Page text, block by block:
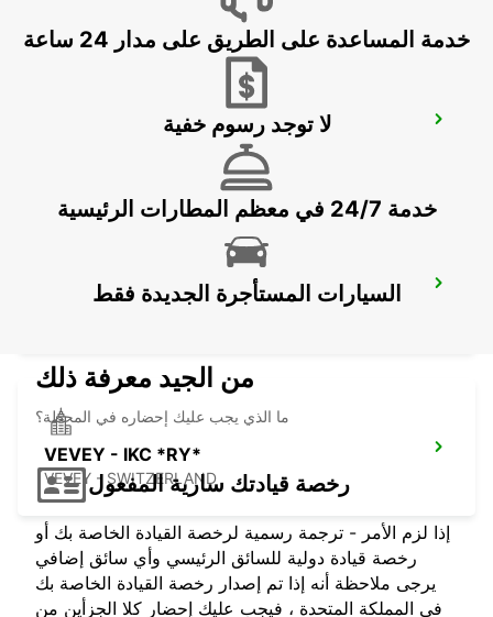
MONTREUX - IKC *RY*
MONTREUX - SWITZERLAND
VEVEY - IKC *RY*
VEVEY - SWITZERLAND
خدمة المساعدة على الطريق على مدار 24 ساعة
لا توجد رسوم خفية
خدمة 24/7 في معظم المطارات الرئيسية
السيارات المستأجرة الجديدة فقط
من الجيد معرفة ذلك
ما الذي يجب عليك إحضاره في المحطة؟
رخصة قيادتك سارية المفعول
إذا لزم الأمر - ترجمة رسمية لرخصة القيادة الخاصة بك أو
رخصة قيادة دولية للسائق الرئيسي وأي سائق إضافي
يرجى ملاحظة أنه إذا تم إصدار رخصة القيادة الخاصة بك
في المملكة المتحدة ، فيجب عليك إحضار كلا الجزأين من